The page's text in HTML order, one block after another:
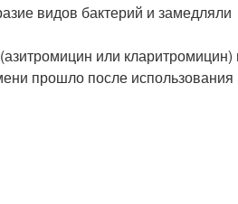
видов бактерий и замедляли
или кларитромицин)
прошло после использования